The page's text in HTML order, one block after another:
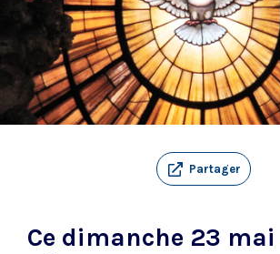
Partager
Ce dimanche 23 mai